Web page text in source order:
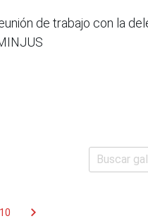
de trabajo con la
10 chevron_right